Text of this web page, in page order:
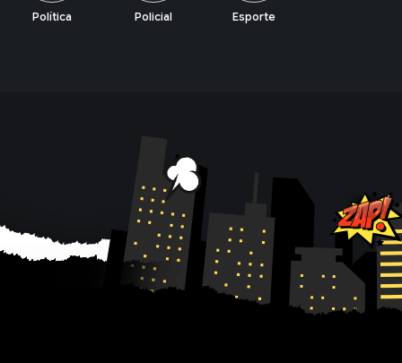
Policial Esporte Lazer